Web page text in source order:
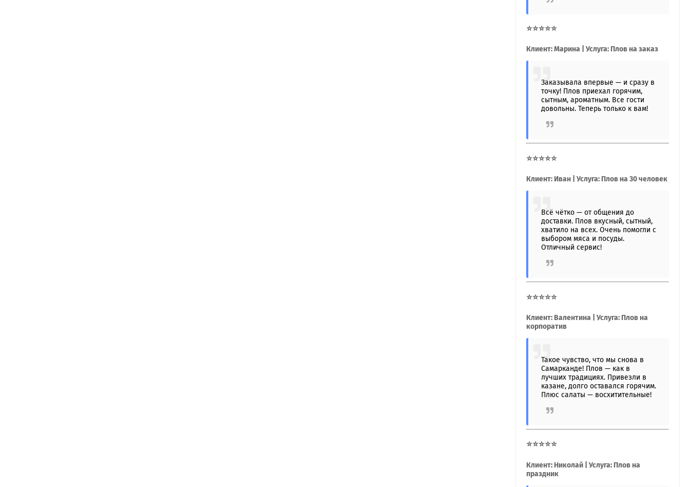
⭐⭐⭐⭐⭐
Клиент: Марина | Услуга: Плов на заказ
Заказывала впервые — и сразу в
точку! Плов приехал горячим,
сытным, ароматным. Все гости
довольны. Теперь только к вам!
⭐⭐⭐⭐⭐
Клиент: Иван | Услуга: Плов на 30 человек
Всё чётко — от общения до
доставки. Плов вкусный, сытный,
хватило на всех. Очень помогли с
выбором мяса и посуды.
Отличный сервис!
⭐⭐⭐⭐⭐
Клиент: Валентина | Услуга: Плов на
корпоратив
Такое чувство, что мы снова в
Самарканде! Плов — как в
лучших традициях. Привезли в
казане, долго оставался горячим.
Плюс салаты — восхитительные!
⭐⭐⭐⭐⭐
Клиент: Николай | Услуга: Плов на
праздник